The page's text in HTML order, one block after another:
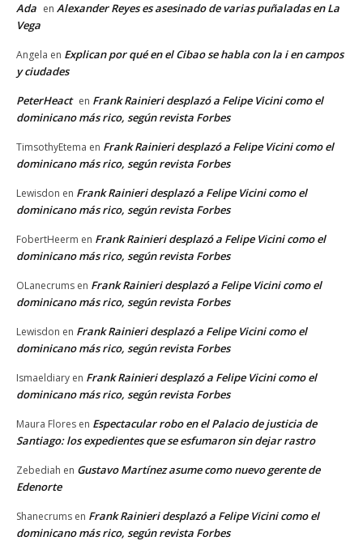
Ada en Alexander Reyes es asesinado de varias puñaladas en La
Vega
Angela en Explican por qué en el Cibao se habla con la i en campos
y ciudades
PeterHeact en Frank Rainieri desplazó a Felipe Vicini como el
dominicano más rico, según revista Forbes
TimsothyEtema en Frank Rainieri desplazó a Felipe Vicini como el
dominicano más rico, según revista Forbes
Lewisdon en Frank Rainieri desplazó a Felipe Vicini como el
dominicano más rico, según revista Forbes
FobertHeerm en Frank Rainieri desplazó a Felipe Vicini como el
dominicano más rico, según revista Forbes
OLanecrums en Frank Rainieri desplazó a Felipe Vicini como el
dominicano más rico, según revista Forbes
Lewisdon en Frank Rainieri desplazó a Felipe Vicini como el
dominicano más rico, según revista Forbes
Ismaeldiary en Frank Rainieri desplazó a Felipe Vicini como el
dominicano más rico, según revista Forbes
Maura Flores en Espectacular robo en el Palacio de justicia de
Santiago: los expedientes que se esfumaron sin dejar rastro
Zebediah en Gustavo Martínez asume como nuevo gerente de
Edenorte
Shanecrums en Frank Rainieri desplazó a Felipe Vicini como el
dominicano más rico, según revista Forbes